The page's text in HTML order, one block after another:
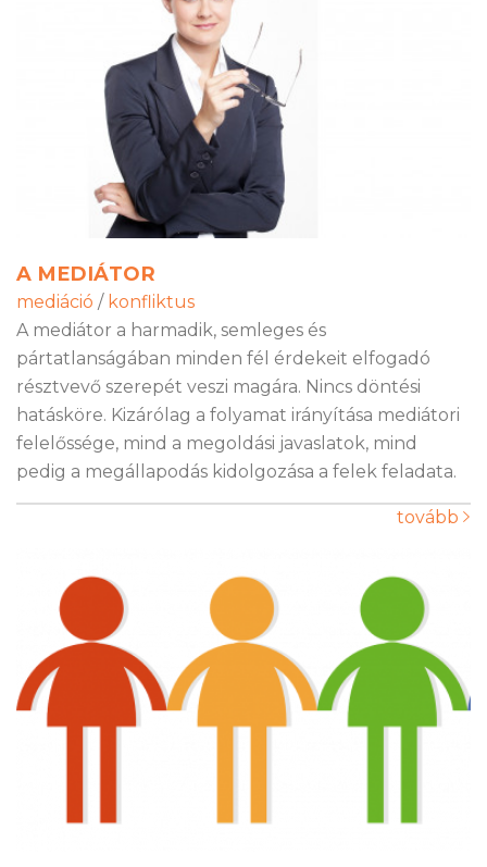
A MEDIÁTOR
mediáció / konfliktus
A mediátor a harmadik, semleges és
pártatlanságában minden fél érdekeit elfogadó
résztvevő szerepét veszi magára. Nincs döntési
hatásköre. Kizárólag a folyamat irányítása mediátori
felelőssége, mind a megoldási javaslatok, mind
pedig a megállapodás kidolgozása a felek feladata.
tovább